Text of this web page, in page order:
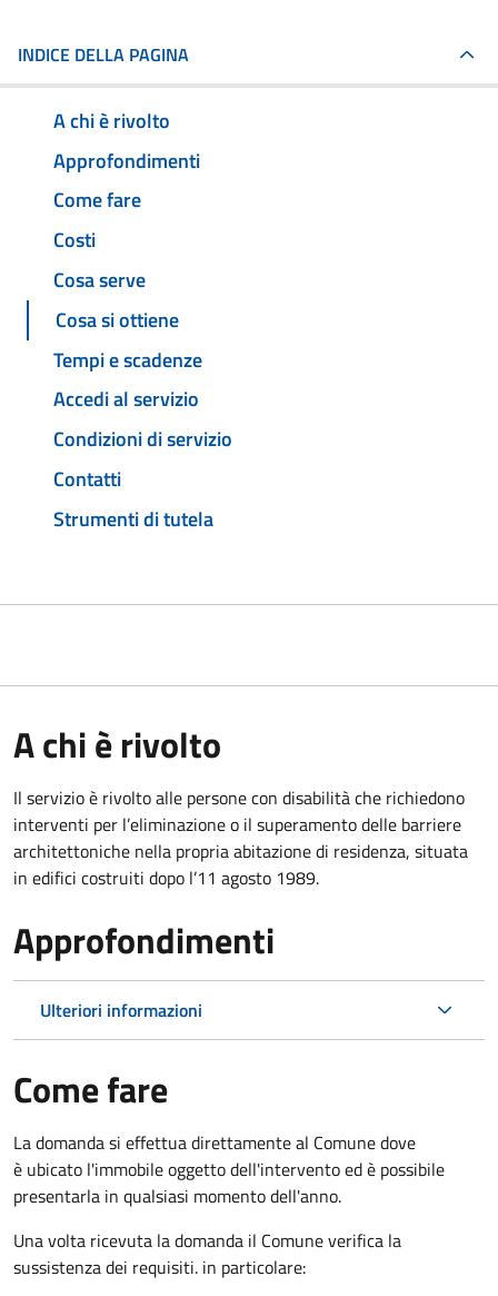
INDICE DELLA PAGINA
A chi è rivolto
Approfondimenti
Come fare
Costi
Cosa serve
Cosa si ottiene
Tempi e scadenze
Accedi al servizio
Condizioni di servizio
Contatti
Strumenti di tutela
A chi è rivolto
Il servizio è rivolto alle persone con disabilità che richiedono
interventi per l’eliminazione o il superamento delle barriere
architettoniche nella propria abitazione di residenza, situata
in edifici costruiti dopo l’11 agosto 1989.
Approfondimenti
Ulteriori informazioni
Come fare
La domanda si effettua direttamente al Comune dove
è ubicato l'immobile oggetto dell'intervento ed è possibile
presentarla in qualsiasi momento dell'anno.
Una volta ricevuta la domanda il Comune verifica la
sussistenza dei requisiti. in particolare: